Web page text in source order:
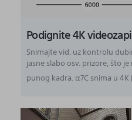
Podignite 4K
Snimajte vid. uz kontrolu
jasne slabo osv. prizore, što
punog kadra. α7C snima u 4K